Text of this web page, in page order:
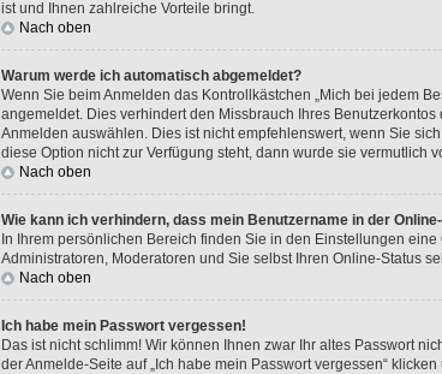
ist und Ihnen zahlreiche Vorteile bringt.
Nach oben
Warum werde ich automatisch abgemeldet?
Wenn Sie beim Anmelden das Kontrollkästchen „Mich bei jedem
angemeldet. Dies verhindert den Missbrauch Ihres
Anmelden auswählen. Dies ist nicht empfehlenswert, wenn Sie
diese Option nicht zur Verfügung steht, dann wurde sie vermutlich
Nach oben
Wie kann ich verhindern, dass mein Benutzername in der
In Ihrem persönlichen Bereich finden Sie in den Einstellungen
Administratoren, Moderatoren und Sie selbst Ihren Online-Status
Nach oben
Ich habe mein Passwort vergessen!
Das ist nicht schlimm! Wir können Ihnen zwar Ihr altes Passwort
der Anmelde-Seite auf „Ich habe mein Passwort vergessen“